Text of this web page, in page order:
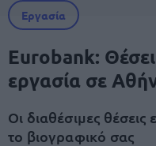
Εργασία
Eurobank:
εργασία σε
Οι διαθέσιμες
το βιογραφικό σας